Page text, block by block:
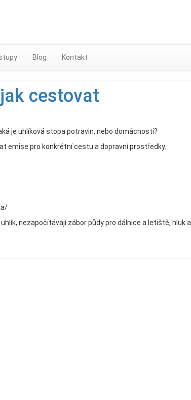
Blog Kontakt
cestovat
je uhlíková stopa potravin, nebo domácností?
emise pro konkrétní cestu a dopravní prostředky.
nezapočítávají zábor půdy pro dálnice a letiště, hluk a